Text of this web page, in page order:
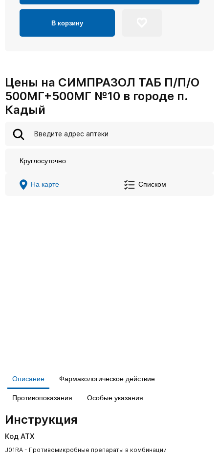
В корзину
Цены на СИМПРАЗОЛ ТАБ П/П/О
500МГ+500МГ №10 в городе п.
Кадый
Круглосуточно
На карте Списком
Описание Фармакологическое действие
Противопоказания Особые указания
Инструкция
Код АТХ
J01RA - Противомикробные препараты в комбинации